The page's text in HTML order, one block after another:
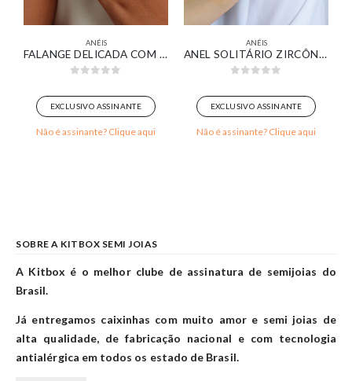
ANÉIS
FALANGE DELICADA COM ZIRCÔNIA NAVETE CRISTAL E PONTOS DE LUZ BANHADO EM OURO 18K
EXCLUSIVO ASSINANTE
Não é assinante? Clique aqui
ANÉIS
ANEL SOLITÁRIO ZIRCÔNIA REDONDA CRISTAL DETALHES CRAVEJADO BANHADO EM OURO 18K
EXCLUSIVO ASSINANTE
Não é assinante? Clique aqui
SOBRE A KITBOX SEMI JOIAS
A Kitbox é o melhor clube de assinatura de semijoias do
Brasil.
Já entregamos caixinhas com muito amor e semi joias de
alta qualidade, de fabricação nacional e com tecnologia
antialérgica em todos os estado de Brasil.